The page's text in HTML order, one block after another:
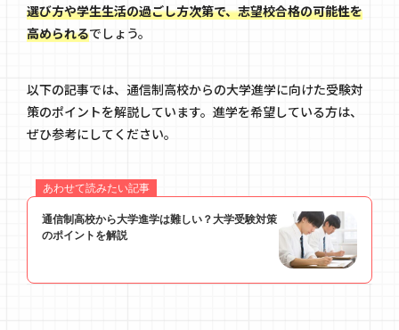
選び方や学生生活の過ごし方次第で、志望校合格の可能性を
高められるでしょう。
以下の記事では、通信制高校からの大学進学に向けた受験対
策のポイントを解説しています。進学を希望している方は、
ぜひ参考にしてください。